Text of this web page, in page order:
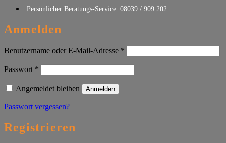
Persönlicher Beratungs-Service: 08039 / 909 202
Anmelden
Benutzername oder E-Mail-Adresse *
Passwort *
Angemeldet bleiben Anmelden
Passwort vergessen?
Registrieren